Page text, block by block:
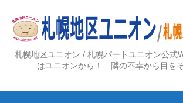
ス
札幌地区ユニオン / 札幌パートユニオン公
はユニオンから！ 隣の不幸から目を